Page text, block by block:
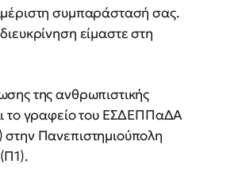
συμπαράστασή σας.
είμαστε στη
της ανθρωπιστικής
το γραφείο του ΕΣΔΕΠΠαΔΑ
Πανεπιστημιούπολη